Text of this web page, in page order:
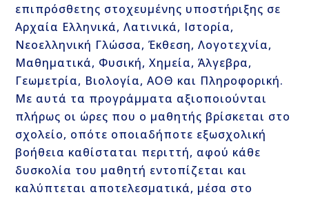
επιπρόσθετης στοχευμένης υποστήριξης σε
Αρχαία Ελληνικά, Λατινικά, Ιστορία,
Νεοελληνική Γλώσσα, Έκθεση, Λογοτεχνία,
Μαθηματικά, Φυσική, Χημεία, Άλγεβρα,
Γεωμετρία, Βιολογία, ΑΟΘ και Πληροφορική.
Με αυτά τα προγράμματα αξιοποιούνται
πλήρως οι ώρες που ο μαθητής βρίσκεται στο
σχολείο, οπότε οποιαδήποτε εξωσχολική
βοήθεια καθίσταται περιττή, αφού κάθε
δυσκολία του μαθητή εντοπίζεται και
καλύπτεται αποτελεσματικά, μέσα στο